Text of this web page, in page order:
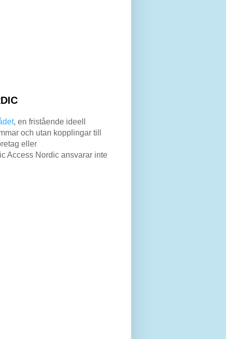
, en fristående ideell
och utan kopplingar till
eller
Access Nordic ansvarar inte